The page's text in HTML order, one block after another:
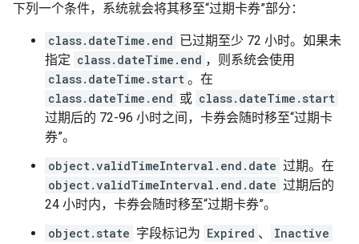
下列一个条件，系统就会将其移至“过期卡券”部分：
class.dateTime.end 已过期至少 72 小时。如果未
指定 class.dateTime.end ，则系统会使用
class.dateTime.start 。在
class.dateTime.end 或 class.dateTime.start
过期后的 72-96 小时之间，卡券会随时移至“过期卡
券”。
object.validTimeInterval.end.date 过期。在
object.validTimeInterval.end.date 过期后的
24 小时内，卡券会随时移至“过期卡券”。
object.state 字段标记为 Expired 、
Inactive